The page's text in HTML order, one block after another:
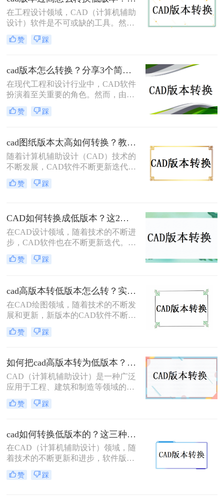
具体要怎么#other#呢？下面就一起来
了解一下吧。
在工程设计领域，CAD（计算机辅助
设计）软件是不可或缺的工具。然
而，随着技术的不断进步，CAD软件
也在不断更新换代。有时，我们可能
打开或编辑文件的情况，这时就需要
将高版本的CAD文件转换为低版本。
那么CAD版本过高怎么转换低版本
呢？本文将介绍几种常见的CAD版本
转换方法，帮助您轻松应对这一问
题。
赞 踩
cad版本怎么转换？分享3个简单方法，轻松无损转换！
在现代工程和设计行业中，CAD软件
扮演着至关重要的角色。然而，由于
不同的CAD软件使用不同的文件格
式，将文件从一个CAD版本转换到另
的是，我们有几种方法可以轻松地完
成这个转换过程，并确保文件在不同
的CAD软件中无缝地运行。那么CAD
版本怎么转换呢？在本文中，我们将
介绍三种最常用的CAD版本转换方
法，以帮助您更好地处理CAD文件。
赞 踩
cad图纸版本太高如何转换？教你三个小妙招轻松搞定！
随着计算机辅助设计（CAD）技术的
不断发展，CAD软件不断更新迭代，
每个新版本都带来了更强大的功能和
更高的工作效率。然而，这也导致了
件中打开或编辑时，就会遇到版本不
兼容的问题。那么，cad图纸版本太高
如何转换呢？本文将为您介绍几种实
赞 踩
CAD如何转换成低版本？这2个方法一定要学会！
在CAD设计领域，随着技术的不断进
步，CAD软件也在不断更新迭代。然
而，在实际工作中，我们经常会遇到
需要在不同版本的CAD软件之间转换
备或系统上，只能运行低版本的CAD
软件。因此，将高版本的CAD文件转
换成低版本成为了一个常见的需求。
本文将详细介绍CAD如何转换成低版
本，帮助您轻松应对这一挑战。
赞 踩
cad高版本转低版本怎么转？实用的版本转换方法来了！
在CAD绘图领域，随着技术的不断发
展和更新，新版本的CAD软件不断涌
现，它们带来了更为丰富的功能和更
高的绘图效率。然而，在实际工作
高版本的CAD文件转换为低版本，以
便在旧版本的CAD软件中打开和编
辑。那么CAD高版本转低版本怎么转
呢？本文将详细介绍CAD高版本转低
版本的转换方法，帮助您轻松应对这
一需求。
赞 踩
如何把cad高版本转为低版本？学会这两个方法就够了！
CAD（计算机辅助设计）是一种广泛
应用于工程、建筑和制造等领域的设
计软件。在使用CAD软件时，有时候
我们需要将高版本的CAD文件转换为
本CAD软件的人进行共享和协作。那
么如何把CAD高版本转为低版本呢？
本文将介绍两种简单的方法，帮助你
将CAD高版本文件转为低版本文件。
赞 踩
cad如何转换低版本的？这三种办法帮你轻松解决！
在CAD（计算机辅助设计）领域，随
着技术的不断更新和进步，软件版本
也日新月异。但在实际应用中，有时
我们需要将高版本的CAD文件转换为
赞 踩